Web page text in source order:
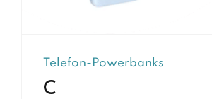
Telefon-Powerbanks
C